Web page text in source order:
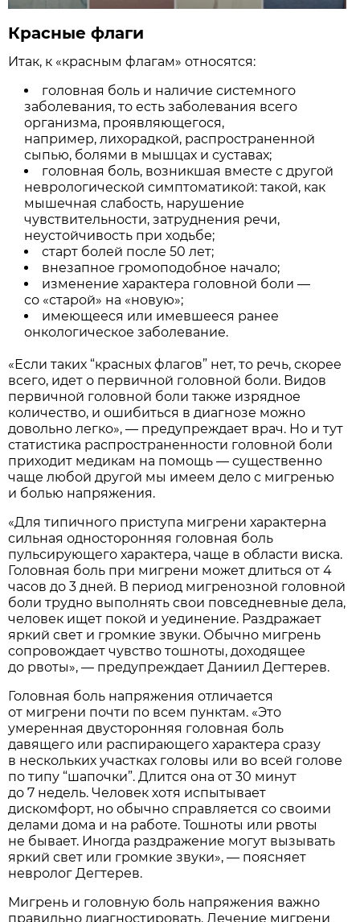
Красные флаги
Итак, к «красным флагам» относятся:
головная боль и наличие системного
заболевания, то есть заболевания всего
организма, проявляющегося,
например, лихорадкой, распространенной
сыпью, болями в мышцах и суставах;
головная боль, возникшая вместе с другой
неврологической симптоматикой: такой, как
мышечная слабость, нарушение
чувствительности, затруднения речи,
неустойчивость при ходьбе;
старт болей после 50 лет;
внезапное громоподобное начало;
изменение характера головной боли —
со «старой» на «новую»;
имеющееся или имевшееся ранее
онкологическое заболевание.
«Если таких “красных флагов” нет, то речь, скорее
всего, идет о первичной головной боли. Видов
первичной головной боли также изрядное
количество, и ошибиться в диагнозе можно
довольно легко», — предупреждает врач. Но и тут
статистика распространенности головной боли
приходит медикам на помощь — существенно
чаще любой другой мы имеем дело с мигренью
и болью напряжения.
«Для типичного приступа мигрени характерна
сильная односторонняя головная боль
пульсирующего характера, чаще в области виска.
Головная боль при мигрени может длиться от 4
часов до 3 дней. В период мигренозной головной
боли трудно выполнять свои повседневные дела,
человек ищет покой и уединение. Раздражает
яркий свет и громкие звуки. Обычно мигрень
сопровождает чувство тошноты, доходящее
до рвоты», — предупреждает Даниил Дегтерев.
Головная боль напряжения отличается
от мигрени почти по всем пунктам. «Это
умеренная двусторонняя головная боль
давящего или распирающего характера сразу
в нескольких участках головы или во всей голове
по типу “шапочки”. Длится она от 30 минут
до 7 недель. Человек хотя испытывает
дискомфорт, но обычно справляется со своими
делами дома и на работе. Тошноты или рвоты
не бывает. Иногда раздражение могут вызывать
яркий свет или громкие звуки», — поясняет
невролог Дегтерев.
Мигрень и головную боль напряжения важно
правильно диагностировать. Лечение мигрени